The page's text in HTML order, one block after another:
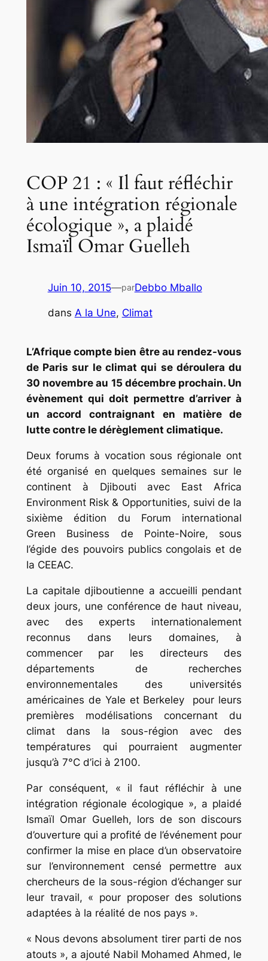
COP 21 : « Il faut réfléchir
à une intégration régionale
écologique », a plaidé
Ismaïl Omar Guelleh
Juin 10, 2015—parDebbo Mballo
dans A la Une, Climat
L’Afrique compte bien être au rendez-vous
de Paris sur le climat qui se déroulera du
30 novembre au 15 décembre prochain. Un
évènement qui doit permettre d’arriver à
un accord contraignant en matière de
lutte contre le dérèglement climatique.
Deux forums à vocation sous régionale ont
été organisé en quelques semaines sur le
continent à Djibouti avec East Africa
Environment Risk & Opportunities, suivi de la
sixième édition du Forum international
Green Business de Pointe-Noire, sous
l’égide des pouvoirs publics congolais et de
la CEEAC.
La capitale djiboutienne a accueilli pendant
deux jours, une conférence de haut niveau,
avec des experts internationalement
reconnus dans leurs domaines, à
commencer par les directeurs des
départements de recherches
environnementales des universités
américaines de Yale et Berkeley pour leurs
premières modélisations concernant du
climat dans la sous-région avec des
températures qui pourraient augmenter
jusqu’à 7°C d’ici à 2100.
Par conséquent, « il faut réfléchir à une
intégration régionale écologique », a plaidé
Ismaïl Omar Guelleh, lors de son discours
d’ouverture qui a profité de l’événement pour
confirmer la mise en place d’un observatoire
sur l’environnement censé permettre aux
chercheurs de la sous-région d’échanger sur
leur travail, « pour proposer des solutions
adaptées à la réalité de nos pays ».
« Nous devons absolument tirer parti de nos
atouts », a ajouté Nabil Mohamed Ahmed, le